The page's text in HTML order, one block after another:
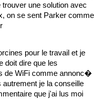
une solution avec
on se sent Parker comme
pour le travail et je
doit dire que les
de WiFi comme annonc�
je la conseille
que j'ai lus moi